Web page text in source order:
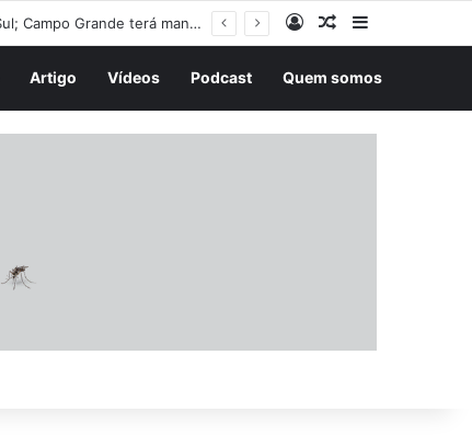
EntrarArtigo aleatório
Artigo Vídeos Podcast Quem somos